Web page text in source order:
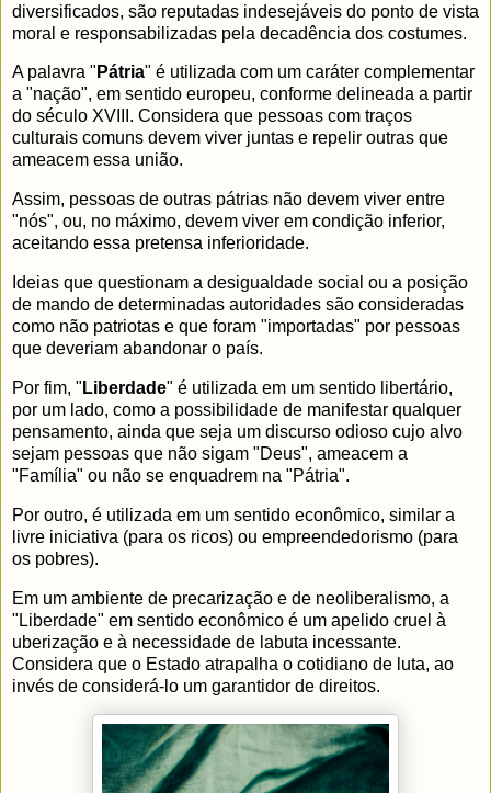
diversificados, são reputadas indesejáveis do ponto de vista
moral e responsabilizadas pela decadência dos costumes.
A palavra " Pátria" é utilizada com um caráter complementar
a "nação", em sentido europeu, conforme delineada a partir
do século XVIII. Considera que pessoas com traços
culturais comuns devem viver juntas e repelir outras que
ameacem essa união.
Assim, pessoas de outras pátrias não devem viver entre
"nós", ou, no máximo, devem viver em condição inferior,
aceitando essa pretensa inferioridade.
Ideias que questionam a desigualdade social ou a posição
de mando de determinadas autoridades são consideradas
como não patriotas e que foram "importadas" por pessoas
que deveriam abandonar o país.
Por fim, " Liberdade" é utilizada em um sentido libertário,
por um lado, como a possibilidade de manifestar qualquer
pensamento, ainda que seja um discurso odioso cujo alvo
sejam pessoas que não sigam "Deus", ameacem a
"Família" ou não se enquadrem na "Pátria".
Por outro, é utilizada em um sentido econômico, similar a
livre iniciativa (para os ricos) ou empreendedorismo (para
os pobres).
Em um ambiente de precarização e de neoliberalismo, a
"Liberdade" em sentido econômico é um apelido cruel à
uberização e à necessidade de labuta incessante.
Considera que o Estado atrapalha o cotidiano de luta, ao
invés de considerá-lo um garantidor de direitos.